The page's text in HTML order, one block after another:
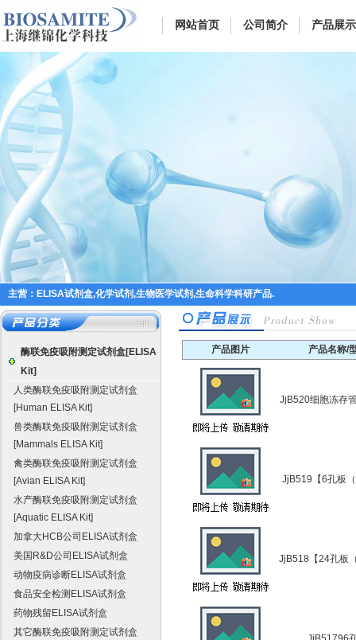
网站首页 公司简介 产品展示
主营：ELISA试剂盒,化学试剂,生物医学试剂,生命科学科研产品.
酶联免疫吸附测定试剂盒[ELISA
Kit]
人类酶联免疫吸附测定试剂盒
[Human ELISA Kit]
兽类酶联免疫吸附测定试剂盒
[Mammals ELISA Kit]
禽类酶联免疫吸附测定试剂盒
[Avian ELISA Kit]
水产酶联免疫吸附测定试剂盒
[Aquatic ELISA Kit]
加拿大HCB公司ELISA试剂盒
美国R&D公司ELISA试剂盒
动物疫病诊断ELISA试剂盒
食品安全检测ELISA试剂盒
药物残留ELISA试剂盒
其它酶联免疫吸附测定试剂盒
产品图片 产品名称/
JjB520细胞冻存
JjB519【6孔板
JjB518【24孔板